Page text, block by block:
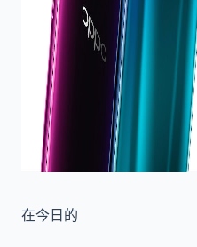
在今日的